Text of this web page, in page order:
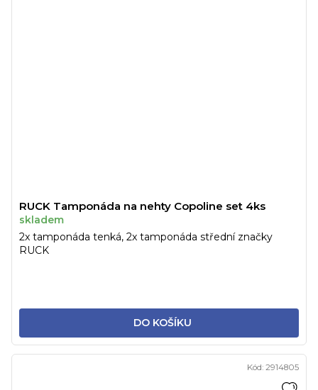
RUCK Tamponáda na nehty Copoline set 4ks
skladem
DO KOŠÍKU
2x tamponáda tenká, 2x tamponáda střední značky
RUCK
Kód: 2914805